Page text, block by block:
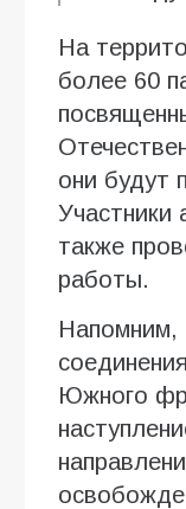
На
более 60
они будут
Участники
также
работы.
Напомним,
Южного